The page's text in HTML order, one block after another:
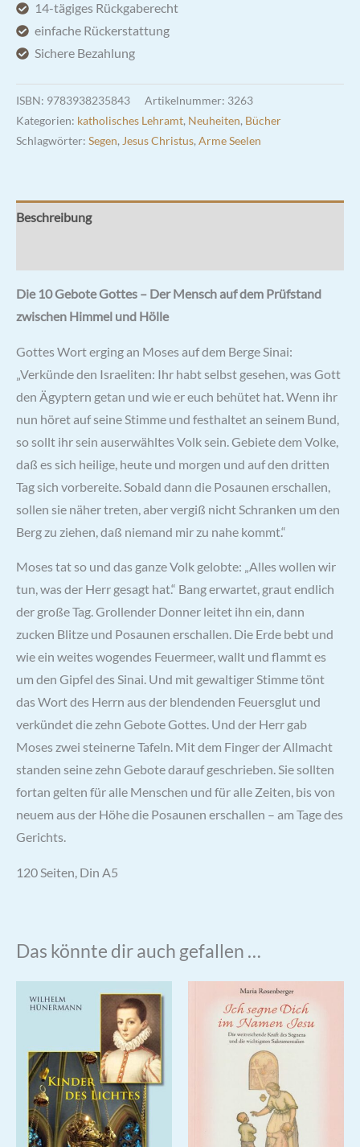
dem
zwischen
Hölle
Menge
14-tägiges Rückgaberecht
einfache Rückerstattung
Sichere Bezahlung
ISBN: 9783938235843 Artikelnummer: 3263
Kategorien: katholisches Lehramt, Neuheiten, Bücher
Schlagwörter: Segen, Jesus Christus, Arme Seelen
Beschreibung
Die 10 Gebote Gottes – Der Mensch auf dem Prüfstand
zwischen Himmel und Hölle
Gottes Wort erging an Moses auf dem Berge Sinai:
„Verkünde den Israeliten: Ihr habt selbst gesehen, was Gott
den Ägyptern getan und wie er euch behütet hat. Wenn ihr
nun höret auf seine Stimme und festhaltet an seinem Bund,
so sollt ihr sein auserwähltes Volk sein. Gebiete dem Volke,
daß es sich heilige, heute und morgen und auf den dritten
Tag sich vorbereite. Sobald dann die Posaunen erschallen,
sollen sie näher treten, aber vergiß nicht Schranken um den
Berg zu ziehen, daß niemand mir zu nahe kommt.“
Moses tat so und das ganze Volk gelobte: „Alles wollen wir
tun, was der Herr gesagt hat.“ Bang erwartet, graut endlich
der große Tag. Grollender Donner leitet ihn ein, dann
zucken Blitze und Posaunen erschallen. Die Erde bebt und
wie ein weites wogendes Feuermeer, wallt und flammt es
um den Gipfel des Sinai. Und mit gewaltiger Stimme tönt
das Wort des Herrn aus der blendenden Feuersglut und
verkündet die zehn Gebote Gottes. Und der Herr gab
Moses zwei steinerne Tafeln. Mit dem Finger der Allmacht
standen seine zehn Gebote darauf geschrieben. Sie sollten
fortan gelten für alle Menschen und für alle Zeiten, bis von
neuem aus der Höhe die Posaunen erschallen – am Tage des
Gerichts.
120 Seiten, Din A5
Das könnte dir auch gefallen …